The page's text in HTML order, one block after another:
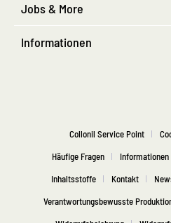
Jobs & More
Informationen
Collonil Service Point
Häufige Fragen
Inhaltsstoffe
Kontakt
Verantwortungsbewusste